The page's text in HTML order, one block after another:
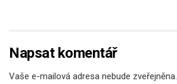
Napsat komentář
Vaše e-mailová adresa nebude zveřejněna.